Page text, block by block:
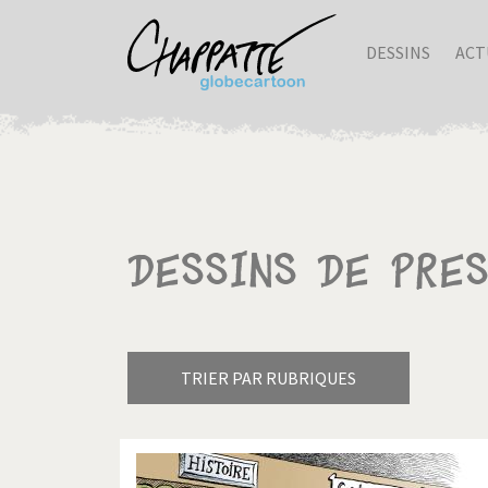
DESSINS
Dessins de
TRIER PAR RUBRIQUES
Armes à domicile